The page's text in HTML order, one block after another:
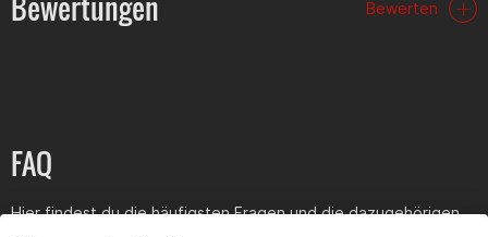
Bewerten
FAQ
Hier findest du die häufigsten Fragen und die dazugehörigen